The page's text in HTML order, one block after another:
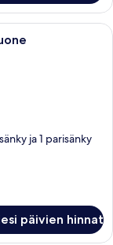
jossa on sänky,
ja 1 parisänky
päivien hinnat